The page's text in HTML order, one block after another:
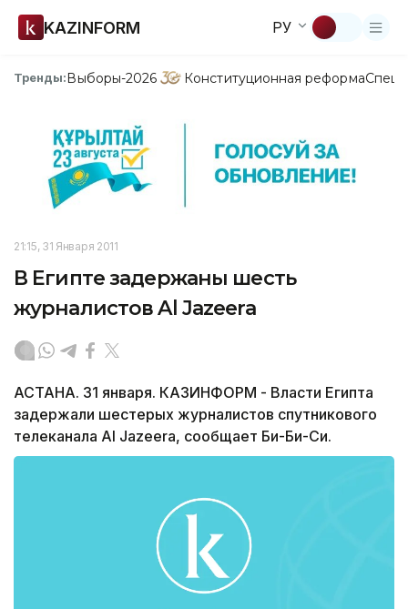
KAZINFORM РУ
Тренды:Выборы-2026 Конституционная реформа
21:15, 31 Января 2011
В Египте задержаны шесть
журналистов Al Jazeera
АСТАНА. 31 января. КАЗИНФОРМ - Власти Египта
задержали шестерых журналистов спутникового
телеканала Al Jazeera, сообщает Би-Би-Си.